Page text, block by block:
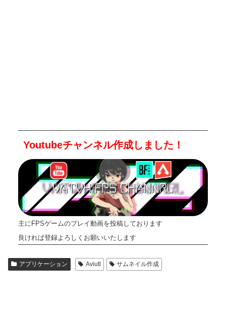
Youtubeチャンネル作成しました！
主にFPSゲームのプレイ動画を投稿しております
良ければ登録よろしくお願いいたします
アプリケーション Aviutl サムネイル作成